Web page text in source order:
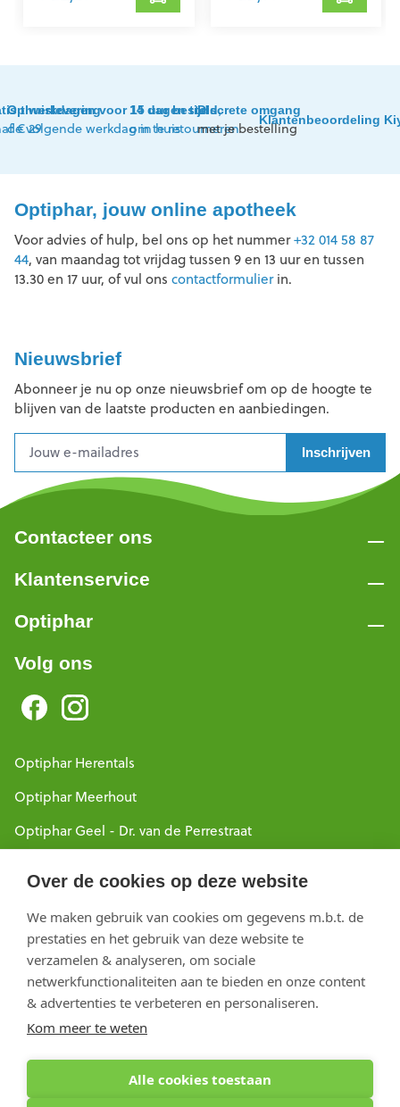
Over de cookies op deze website
We maken gebruik van cookies om gegevens m.b.t. de
prestaties en het gebruik van deze website te
verzamelen & analyseren, om sociale
netwerkfunctionaliteiten aan te bieden en onze content
& advertenties te verbeteren en personaliseren.
Kom meer te weten
Alle cookies toestaan
thuislevering
€ 29
Op werkdagen voor 15 uur besteld,
de volgende werkdag in huis
14 dagen tijd
om te retourneren
Discrete omgang
met je bestelling
Klantenbeoordeling
Optiphar, jouw online apotheek
Voor advies of hulp, bel ons op het nummer+32 014 58 87
44, van maandag tot vrijdag tussen 9 en 13 uur en tussen
13.30 en 17 uur, of vul ons contactformulierin.
Nieuwsbrief
Abonneer je nu op onze nieuwsbrief om op de hoogte te
blijven van de laatste producten en aanbiedingen.
Inschrijven
Contacteer ons
Klantenservice
Optiphar
Volg ons
Optiphar Herentals
Optiphar Meerhout
Optiphar Geel - Dr. van de Perrestraat
Optiphar Mol
Copyright 2026 optiphar.com. Alle rechten voorbehouden